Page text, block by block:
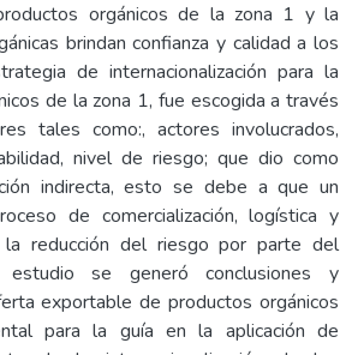
orgánicos de la zona 1 y la
brindan confianza y calidad a los
de internacionalización para la
de la zona 1, fue escogida a través
tales como:, actores involucrados,
nivel de riesgo; que dio como
indirecta, esto se debe a que un
de comercialización, logística y
la reducción del riesgo por parte del
se generó conclusiones y
exportable de productos orgánicos
para la guía en la aplicación de